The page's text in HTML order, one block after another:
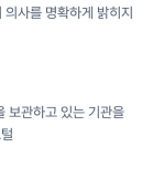
사를 명확하게 밝히지
보관하고 있는 기관을